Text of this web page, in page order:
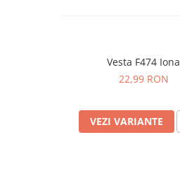
PROTECTIE AUDITIVA
PROTECTIE RESPIRATORIE
AVERTIZARE SI PRIM AJUTOR
Vesta F474 Iona
22,99 RON
VEZI VARIANTE